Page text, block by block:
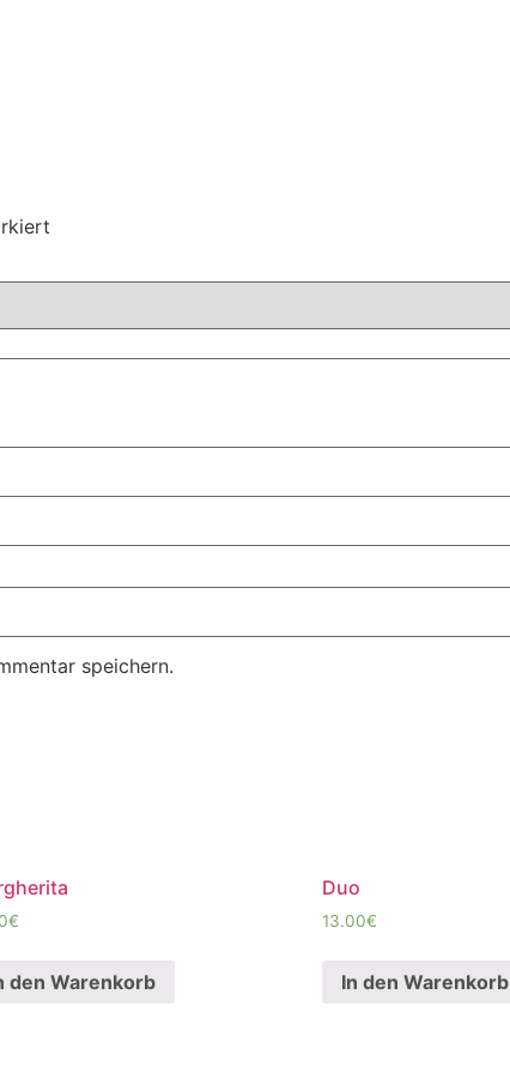
speichern.
€
den Warenkorb
Duo
13.00€
In den Warenkorb